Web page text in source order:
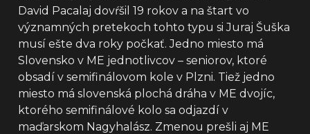
David Pacalaj dovŕšil 19 rokov a na štart vo
významných pretekoch tohto typu si Juraj Šuška
musí ešte dva roky počkať. Jedno miesto má
Slovensko v ME jednotlivcov – seniorov, ktoré
obsadí v semifinálovom kole v Plzni. Tiež jedno
miesto má slovenská plochá dráha v ME dvojíc,
ktorého semifinálové kolo sa odjazdí v
maďarskom Nagyhalász. Zmenou prešli aj ME